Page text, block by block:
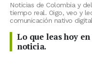
Noticias de Colombia y
tiempo real. Oigo, veo y
comunicación nativo
Lo que leas hoy
noticia.